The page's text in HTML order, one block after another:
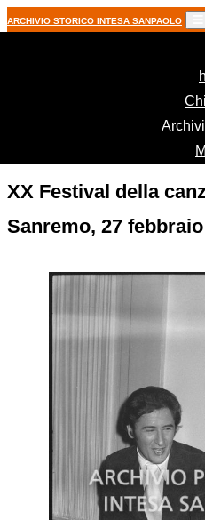
ARCHIVIO STORICO INTESA SANPAOLO
XX Festival della
Sanremo, 27